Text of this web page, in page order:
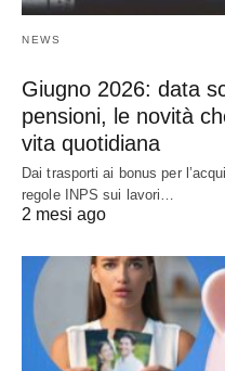
NEWS
Giugno 2026: data
pensioni, le novità
vita quotidiana
Dai trasporti ai bonus per
regole INPS sui lavori…
2 mesi ago